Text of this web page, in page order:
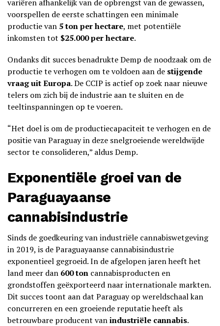
variëren afhankelijk van de opbrengst van de gewassen,
voorspellen de eerste schattingen een minimale
productie van 5 ton per hectare, met potentiële
inkomsten tot $25.000 per hectare.
Ondanks dit succes benadrukte Demp de noodzaak om de
productie te verhogen om te voldoen aan de stijgende
vraaguit Europa. De CCIP is actief op zoek naar nieuwe
telers om zich bij de industrie aan te sluiten en de
teeltinspanningen op te voeren.
“Het doel is om de productiecapaciteit te verhogen en de
positie van Paraguay in deze snelgroeiende wereldwijde
sector te consolideren,” aldus Demp.
Exponentiële groei van de
Paraguayaanse
cannabisindustrie
Sinds de goedkeuring van industriële cannabiswetgeving
in 2019, is de Paraguayaanse cannabisindustrie
exponentieel gegroeid. In de afgelopen jaren heeft het
land meer dan 600 ton cannabisproducten en
grondstoffen geëxporteerd naar internationale markten.
Dit succes toont aan dat Paraguay op wereldschaal kan
concurreren en een groeiende reputatie heeft als
betrouwbare producent vanindustriële cannabis.